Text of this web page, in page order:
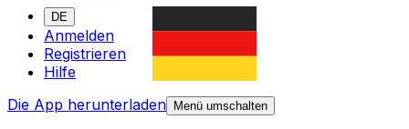
DE
Anmelden
Registrieren
Hilfe
Die App herunterladen
Menü umschalten